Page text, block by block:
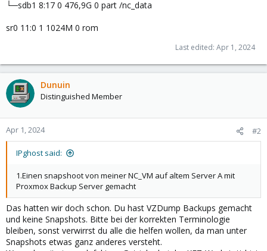
└─sdb1 8:17 0 476,9G 0 part /nc_data
sr0 11:0 1 1024M 0 rom
Last edited: Apr 1, 2024
Dunuin
Distinguished Member
Apr 1, 2024 #2
IPghost said:
1.Einen snapshoot von meiner NC_VM auf altem Server A mit
Proxmox Backup Server gemacht
Das hatten wir doch schon. Du hast VZDump Backups gemacht
und keine Snapshots. Bitte bei der korrekten Terminologie
bleiben, sonst verwirrst du alle die helfen wollen, da man unter
Snapshots etwas ganz anderes versteht.